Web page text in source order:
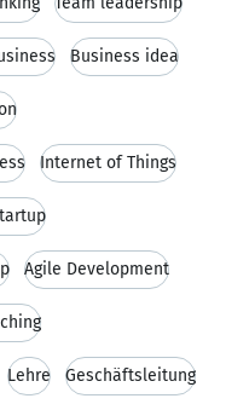
Business idea
Internet of Things
Agile Development
Lehre Geschäftsleitung